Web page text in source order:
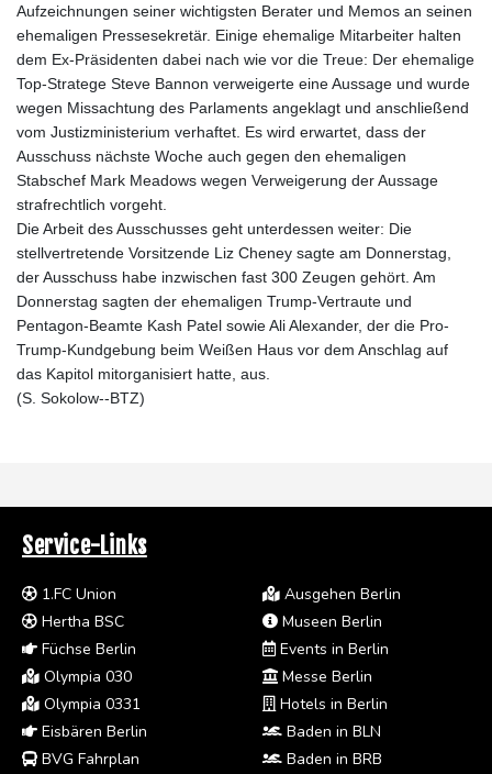
Aufzeichnungen seiner wichtigsten Berater und Memos an seinen
ehemaligen Pressesekretär. Einige ehemalige Mitarbeiter halten
dem Ex-Präsidenten dabei nach wie vor die Treue: Der ehemalige
Top-Stratege Steve Bannon verweigerte eine Aussage und wurde
wegen Missachtung des Parlaments angeklagt und anschließend
vom Justizministerium verhaftet. Es wird erwartet, dass der
Ausschuss nächste Woche auch gegen den ehemaligen
Stabschef Mark Meadows wegen Verweigerung der Aussage
strafrechtlich vorgeht.
Die Arbeit des Ausschusses geht unterdessen weiter: Die
stellvertretende Vorsitzende Liz Cheney sagte am Donnerstag,
der Ausschuss habe inzwischen fast 300 Zeugen gehört. Am
Donnerstag sagten der ehemaligen Trump-Vertraute und
Pentagon-Beamte Kash Patel sowie Ali Alexander, der die Pro-
Trump-Kundgebung beim Weißen Haus vor dem Anschlag auf
das Kapitol mitorganisiert hatte, aus.
(S. Sokolow--BTZ)
Service-Links
1.FC Union
Hertha BSC
Füchse Berlin
Olympia 030
Olympia 0331
Eisbären Berlin
BVG Fahrplan
Ausgehen Berlin
Museen Berlin
Events in Berlin
Messe Berlin
Hotels in Berlin
Baden in BLN
Baden in BRB